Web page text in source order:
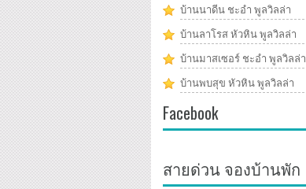
บ้านนาดีน ชะอำ พูลวิลล่า
บ้านลาโรส หัวหิน พูลวิลล่า
บ้านมาสเซอร์ ชะอำ พูลวิลล่า
บ้านพบสุข หัวหิน พูลวิลล่า
Facebook
สายด่วน จองบ้านพัก